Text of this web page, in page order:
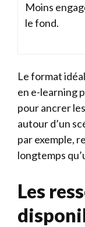
Moins
le fond.
Le format
en e-learning
pour ancrer
autour d’un
par exemple,
longtemps
Les